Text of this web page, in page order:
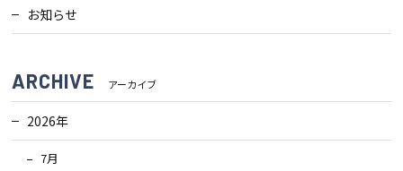
お知らせ
ARCHIVE アーカイブ
2026年
7月